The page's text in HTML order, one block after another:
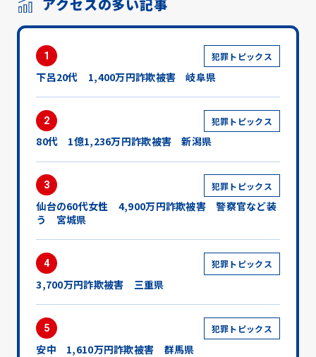
アクセスの多い記事
1 犯罪トピックス
下呂20代 1,400万円詐欺被害 岐阜県
2 犯罪トピックス
80代 1億1,236万円詐欺被害 新潟県
3 犯罪トピックス
仙台の60代女性 4,900万円詐欺被害 警察官など装
う 宮城県
4 犯罪トピックス
3,700万円詐欺被害 三重県
5 犯罪トピックス
安中 1,610万円詐欺被害 群馬県